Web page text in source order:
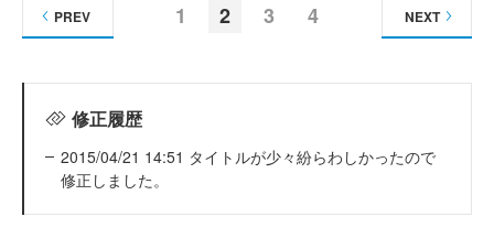
1 2 3 4
PREV NEXT
修正履歴
2015/04/21 14:51 タイトルが少々紛らわしかったので
修正しました。